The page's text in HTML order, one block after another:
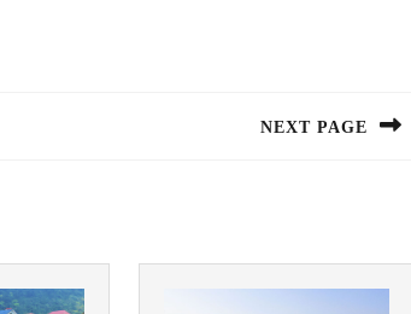
NEXT PAGE